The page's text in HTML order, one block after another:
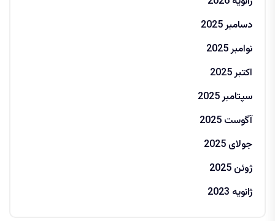
دسامبر 2025
نوامبر 2025
اکتبر 2025
سپتامبر 2025
آگوست 2025
جولای 2025
ژوئن 2025
ژانویه 2023